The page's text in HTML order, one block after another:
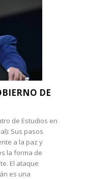
DE
de Estudios en
Sus pasos
a la paz y
la forma de
El ataque
es una